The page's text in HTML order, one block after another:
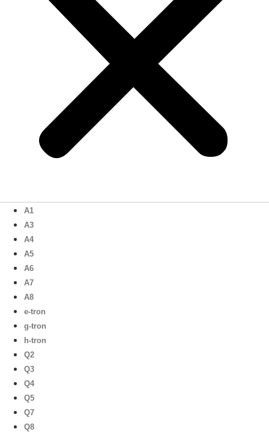
A1
A3
A4
A5
A6
A7
A8
e-tron
g-tron
h-tron
Q2
Q3
Q4
Q5
Q7
Q8